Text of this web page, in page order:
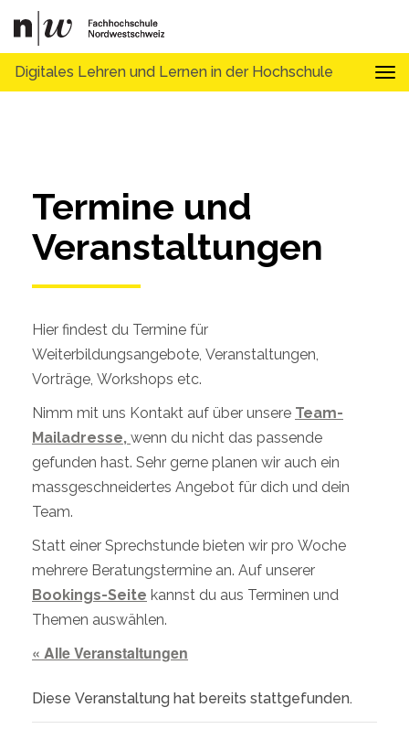
Digitales Lehren und Lernen in der Hochschule
Termine und
Veranstaltungen
Hier findest du Termine für
Weiterbildungsangebote, Veranstaltungen,
Vorträge, Workshops etc.
Nimm mit uns Kontakt auf über unsere Team-
Mailadresse, wenn du nicht das passende
gefunden hast. Sehr gerne planen wir auch ein
massgeschneidertes Angebot für dich und dein
Team.
Statt einer Sprechstunde bieten wir pro Woche
mehrere Beratungstermine an. Auf unserer
Bookings-Seite kannst du aus Terminen und
Themen auswählen.
« Alle Veranstaltungen
Diese Veranstaltung hat bereits stattgefunden.